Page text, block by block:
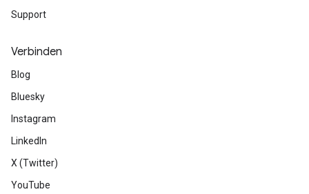
Support
Verbinden
Blog
Bluesky
Instagram
LinkedIn
X (Twitter)
YouTube